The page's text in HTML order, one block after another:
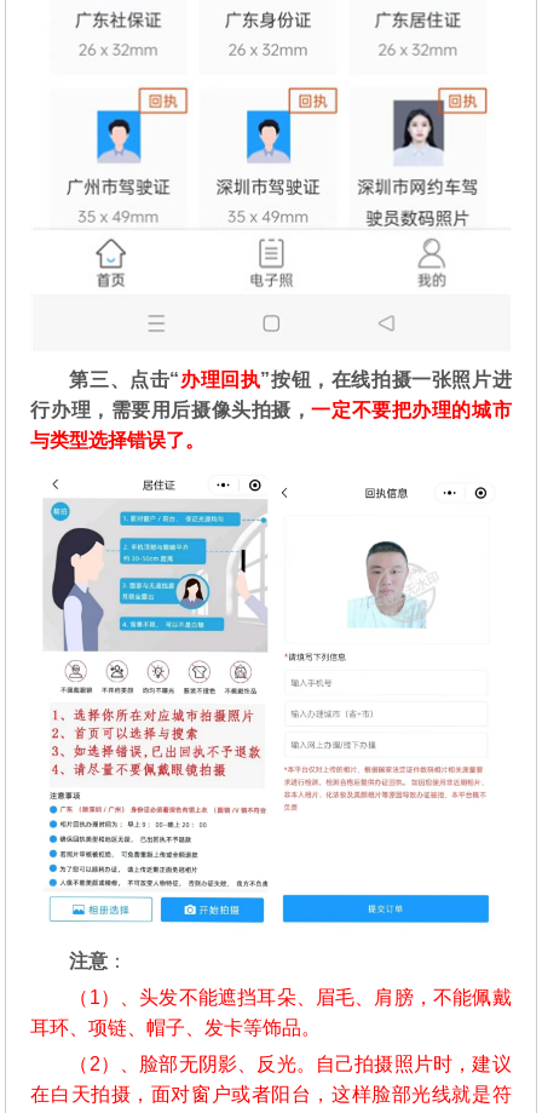
第三、点击“办理回执”按钮，在线拍摄一张照片进
行办理，需要用后摄像头拍摄，一定不要把办理的城市
与类型选择错误了。
注意 ：
（1）、头发不能遮挡耳朵、眉毛、肩膀，不能佩戴
耳环、项链、帽子、发卡等饰品。
（2）、脸部无阴影、反光。自己拍摄照片时，建议
在白天拍摄，面对窗户或者阳台，这样脸部光线就是符